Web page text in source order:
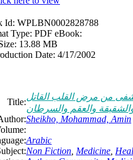
Id: WPLBN0002828788
Type: PDF eBook:
13.88 MB
Date: 4/17/2002
Title:
شفى من مرض القلب القاتل
والعقم والسرطان
Sheikho, Mohammad, Amin
Arabic
Non Fiction Medicine